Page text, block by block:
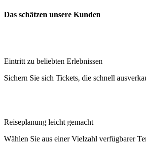
Das schätzen unsere Kunden
Eintritt zu beliebten Erlebnissen
Sichern Sie sich Tickets, die schnell
Reiseplanung leicht gemacht
Wählen Sie aus einer Vielzahl verfügbarer